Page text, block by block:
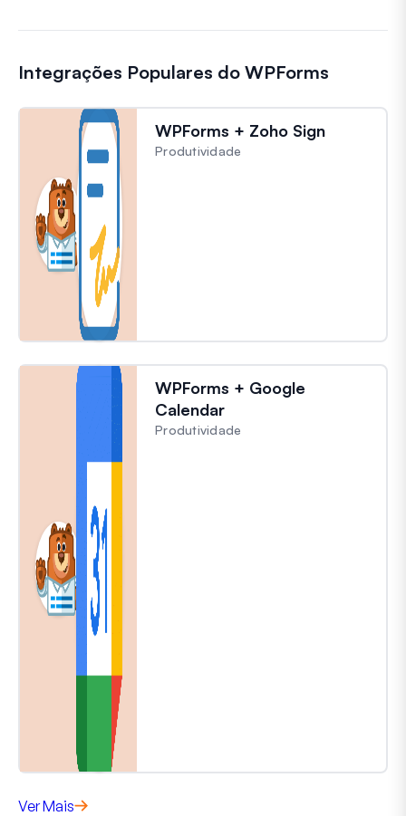
Integrações Populares do WPForms
WPForms + Zoho Sign
Produtividade
WPForms + Google
Calendar
Produtividade
Ver Mais